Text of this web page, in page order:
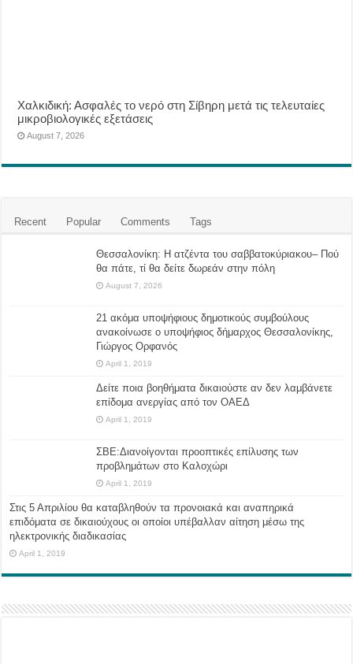
Χαλκιδική: Ασφαλές το νερό στη Σίβηρη μετά τις τελευταίες
μικροβιολογικές εξετάσεις
August 7, 2026
Recent Popular Comments Tags
Θεσσαλονίκη: Η ατζέντα του σαββατοκύριακου– Πού
θα πάτε, τί θα δείτε δωρεάν στην πόλη
August 7, 2026
21 ακόμα υποψήφιους δημοτικούς συμβούλους
ανακοίνωσε ο υποψήφιος δήμαρχος Θεσσαλονίκης,
Γιώργος Ορφανός
April 1, 2019
Δείτε ποια βοηθήματα δικαιούστε αν δεν λαμβάνετε
επίδομα ανεργίας από τον ΟΑΕΔ
April 1, 2019
ΣΒΕ:Διανοίγονται προοπτικές επίλυσης των
προβλημάτων στο Καλοχώρι
April 1, 2019
Στις 5 Απριλίου θα καταβληθούν τα προνοιακά και αναπηρικά
επιδόματα σε δικαιούχους οι οποίοι υπέβαλλαν αίτηση μέσω της
ηλεκτρονικής διαδικασίας
April 1, 2019